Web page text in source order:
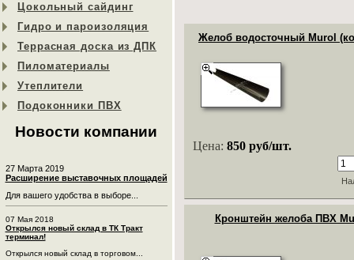
Цокольный сайдинг
Гидро и пароизоляция
Террасная доска из ДПК
Пиломатериалы
Утеплители
Подоконники ПВХ
Новости компании
27 Марта 2019
Расширение выставочных площадей
Для вашего удобства в выборе...
07 Мая 2018
Открылся новый склад в ТК Тракт
терминал!
Открылся новый склад в торговом...
Желоб водосточный Murol
Цена: 850 руб/шт.
Кронштейн желоба ПВХ